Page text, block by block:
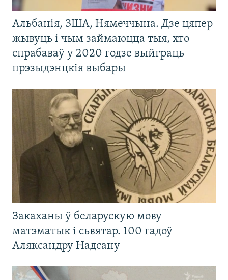
Альбанія, ЗША, Нямеччына. Дзе цяпер
жывуць і чым займаюцца тыя, хто
спрабаваў у 2020 годзе выйграць
прэзыдэнцкія выбары
Закаханы ў беларускую мову
матэматык і сьвятар. 100 гадоў
Аляксандру Надсану